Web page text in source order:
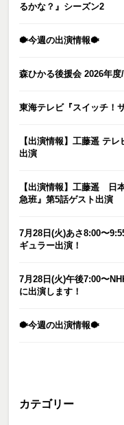
るかな？』シーズン2
🐡今週の出演情報🐡
森ひかる後援会 2026年
東海テレビ『スイッチ！
【出演情報】工藤遥 テ
出演
【出演情報】工藤遥 日
急班』第5話ゲスト出演
7月28日(火)あさ8:00〜
ギュラー出演！
7月28日(火)午後7:00〜
に出演します！
🐡今週の出演情報🐡
カテゴリー